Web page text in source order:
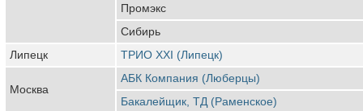
Промэкс
Сибирь
Липецк
ТРИО ХХI (Липецк)
Москва
АБК Компания (Люберцы)
Бакалейщик, ТД (Раменское)